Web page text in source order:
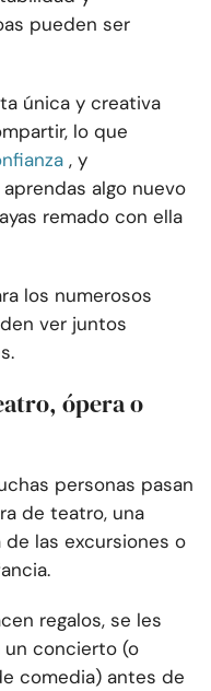
pueden ser
única y creativa
lo que
, y
algo nuevo
remado con ella
los numerosos
ver juntos
ópera o
personas pasan
de teatro, una
las excursiones o
regalos, se les
concierto (o
comedia) antes de